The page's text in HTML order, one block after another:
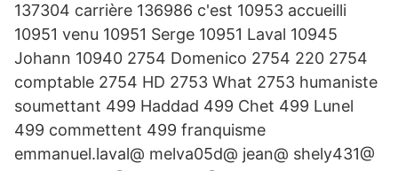
137304 carrière 136986 c'est 10953 accueilli
10951 venu 10951 Serge 10951 Laval 10945
Johann 10940 2754 Domenico 2754 220 2754
comptable 2754 HD 2753 What 2753 humaniste
soumettant 499 Haddad 499 Chet 499 Lunel
499 commettent 499 franquisme
emmanuel.laval@ melva05d@ jean@ shely431@